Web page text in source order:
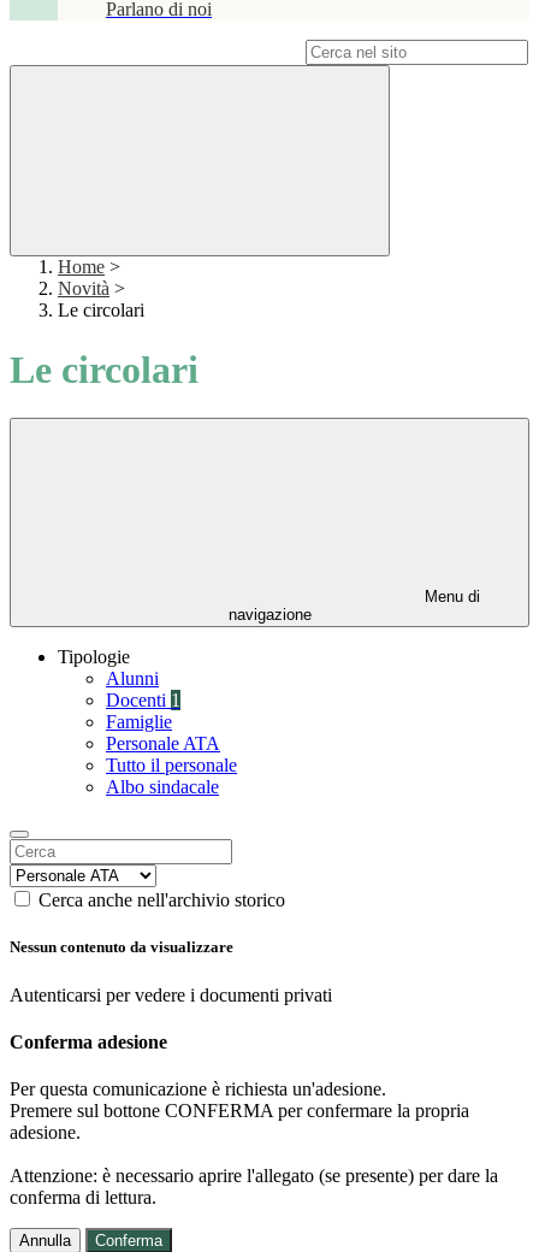
Parlano di noi
Home >
Novità >
Le circolari
Le circolari
Menu di
navigazione
Tipologie
Alunni
Docenti 1
Famiglie
Personale ATA
Tutto il personale
Albo sindacale
Cerca anche nell'archivio storico
Nessun contenuto da visualizzare
Autenticarsi per vedere i documenti privati
Conferma adesione
Per questa comunicazione è richiesta un'adesione.
Premere sul bottone CONFERMA per confermare la propria
adesione.
Attenzione: è necessario aprire l'allegato (se presente) per dare la
conferma di lettura.
Annulla Conferma